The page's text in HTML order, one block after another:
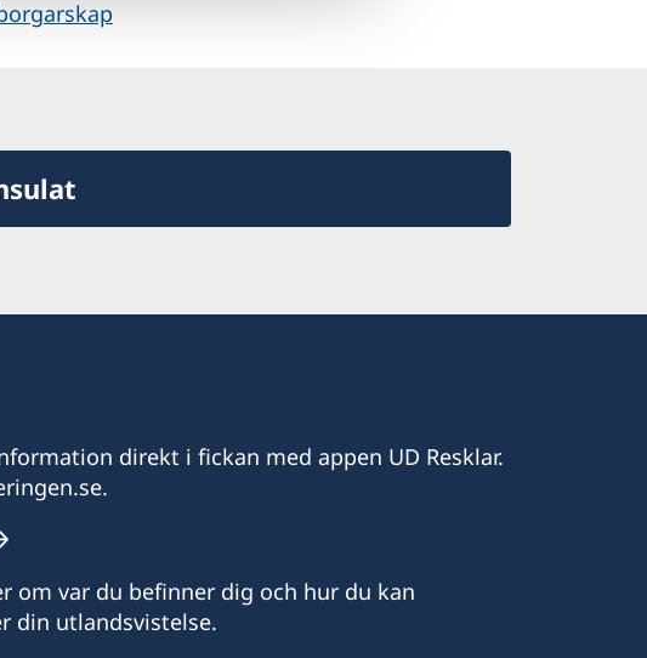
direkt i fickan med appen UD Resklar.
om var du befinner dig och hur du kan
din utlandsvistelse.